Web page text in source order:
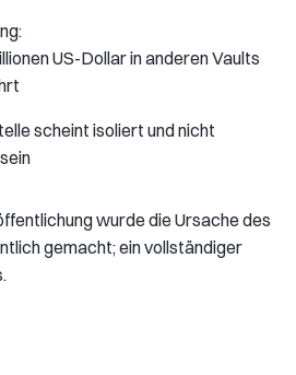
US-Dollar in anderen Vaults
scheint isoliert und nicht
wurde die Ursache des
gemacht; ein vollständiger